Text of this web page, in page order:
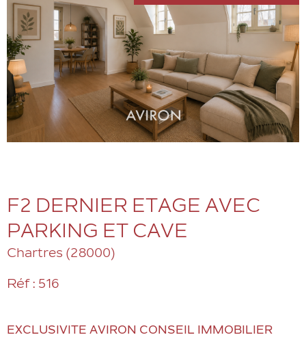
F2 DERNIER ETAGE AVEC
PARKING ET CAVE
Chartres (28000)
Réf : 516
EXCLUSIVITE AVIRON CONSEIL IMMOBILIER